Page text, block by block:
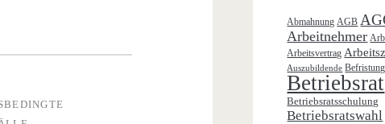
Abmahnung AGB
Arbeitnehmer
Arbeitsvertrag
Auszubildende Befristung
Betriebsrat
Betriebsratsschulung
Betriebsratswahl